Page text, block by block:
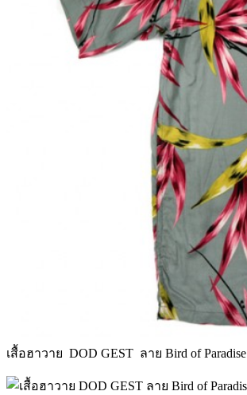
เสื้อฮาวาย DOD GEST ลาย Bird of Paradise